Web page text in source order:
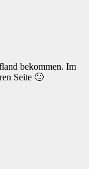
bekommen. Im
Seite 🙂